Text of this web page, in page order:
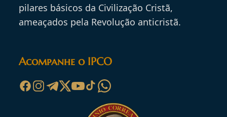
pilares básicos da Civilização Cristã,
ameaçados pela Revolução anticristã.
Acompanhe o IPCO